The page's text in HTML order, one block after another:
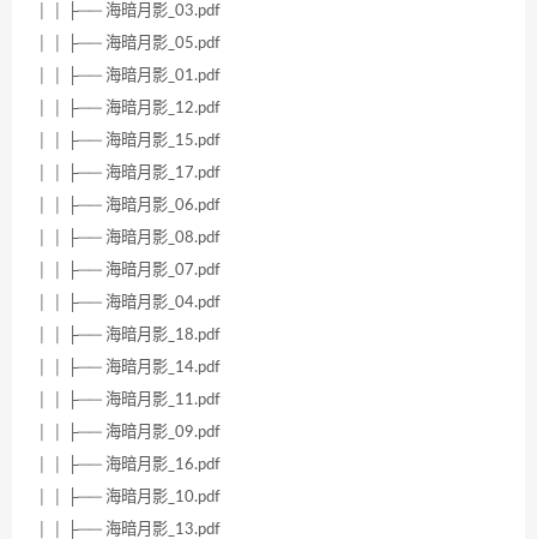
│ │ ├── 海暗月影_03.pdf
│ │ ├── 海暗月影_05.pdf
│ │ ├── 海暗月影_01.pdf
│ │ ├── 海暗月影_12.pdf
│ │ ├── 海暗月影_15.pdf
│ │ ├── 海暗月影_17.pdf
│ │ ├── 海暗月影_06.pdf
│ │ ├── 海暗月影_08.pdf
│ │ ├── 海暗月影_07.pdf
│ │ ├── 海暗月影_04.pdf
│ │ ├── 海暗月影_18.pdf
│ │ ├── 海暗月影_14.pdf
│ │ ├── 海暗月影_11.pdf
│ │ ├── 海暗月影_09.pdf
│ │ ├── 海暗月影_16.pdf
│ │ ├── 海暗月影_10.pdf
│ │ ├── 海暗月影_13.pdf